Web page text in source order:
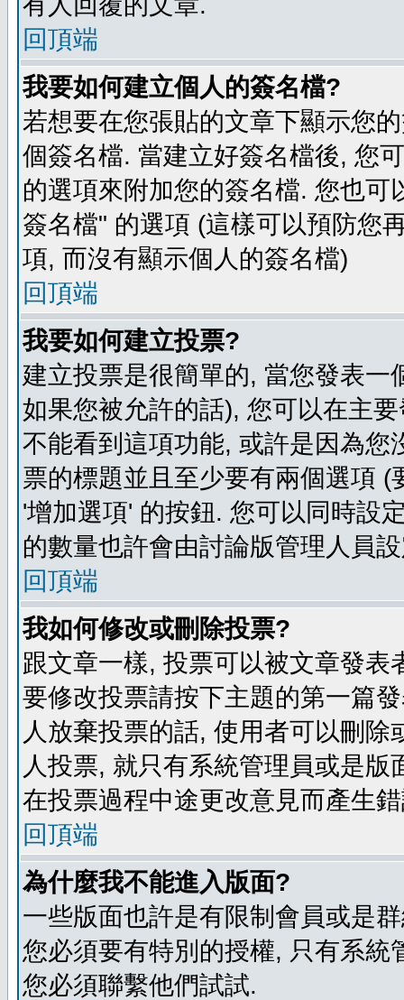
回頂端
我要如何建立個人的簽名檔?
若想要在您張貼的文章下顯示您
個簽名檔. 當建立好簽名檔後, 您
的選項來附加您的簽名檔. 您也
簽名檔" 的選項 (這樣可以預防您
項, 而沒有顯示個人的簽名檔)
回頂端
我要如何建立投票?
建立投票是很簡單的, 當您發表
如果您被允許的話), 您可以在主
不能看到這項功能, 或許是因為
票的標題並且至少要有兩個選項
'增加選項' 的按鈕. 您可以同時設
的數量也許會由討論版管理人員
回頂端
我如何修改或刪除投票?
跟文章一樣, 投票可以被文章發
要修改投票請按下主題的第一篇
人放棄投票的話, 使用者可以刪
人投票, 就只有系統管理員或是
在投票過程中途更改意見而產生
回頂端
為什麼我不能進入版面?
一些版面也許是有限制會員或是
您必須要有特別的授權, 只有系
您必須聯繫他們試試.